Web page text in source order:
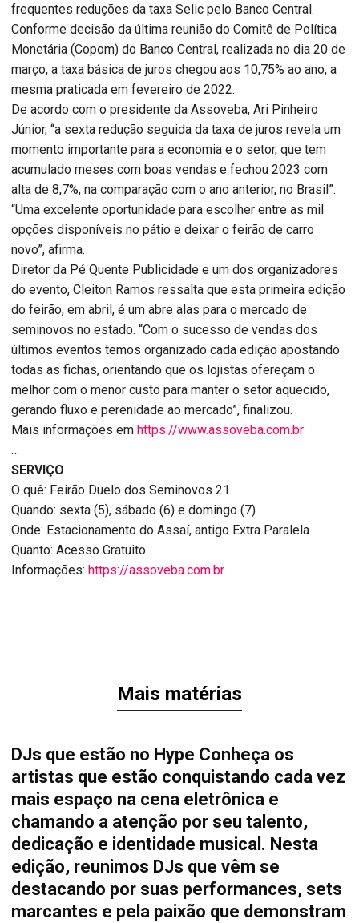
frequentes reduções da taxa Selic pelo Banco Central.
Conforme decisão da última reunião do Comitê de Política
Monetária (Copom) do Banco Central, realizada no dia 20 de
março, a taxa básica de juros chegou aos 10,75% ao ano, a
mesma praticada em fevereiro de 2022.
De acordo com o presidente da Assoveba, Ari Pinheiro
Júnior, “a sexta redução seguida da taxa de juros revela um
momento importante para a economia e o setor, que tem
acumulado meses com boas vendas e fechou 2023 com
alta de 8,7%, na comparação com o ano anterior, no Brasil”.
“Uma excelente oportunidade para escolher entre as mil
opções disponíveis no pátio e deixar o feirão de carro
novo”, afirma.
Diretor da Pé Quente Publicidade e um dos organizadores
do evento, Cleiton Ramos ressalta que esta primeira edição
do feirão, em abril, é um abre alas para o mercado de
seminovos no estado. “Com o sucesso de vendas dos
últimos eventos temos organizado cada edição apostando
todas as fichas, orientando que os lojistas ofereçam o
melhor com o menor custo para manter o setor aquecido,
gerando fluxo e perenidade ao mercado”, finalizou.
Mais informações em https://www.assoveba.com.br
…
SERVIÇO
O quê: Feirão Duelo dos Seminovos 21
Quando: sexta (5), sábado (6) e domingo (7)
Onde: Estacionamento do Assaí, antigo Extra Paralela
Quanto: Acesso Gratuito
Informações: https://assoveba.com.br
Mais matérias
DJs que estão no Hype Conheça os
artistas que estão conquistando cada vez
mais espaço na cena eletrônica e
chamando a atenção por seu talento,
dedicação e identidade musical. Nesta
edição, reunimos DJs que vêm se
destacando por suas performances, sets
marcantes e pela paixão que demonstram